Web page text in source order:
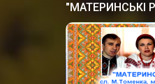
"МАТЕРИНСЬКІ
КАРАОКЕ)